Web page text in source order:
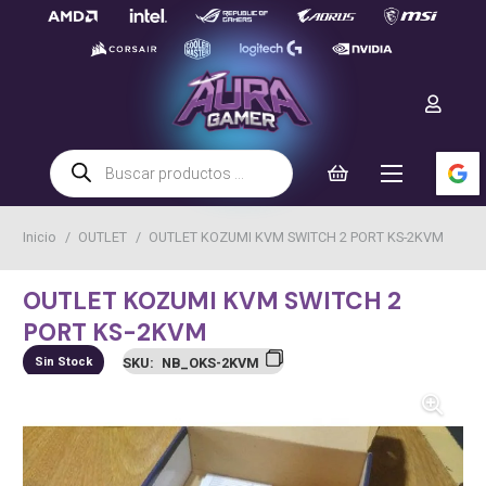
Búsqueda
de
productos
Inicio / OUTLET / OUTLET KOZUMI KVM SWITCH 2 PORT KS-2KVM
OUTLET KOZUMI KVM SWITCH 2
PORT KS-2KVM
Sin Stock SKU: NB_OKS-2KVM